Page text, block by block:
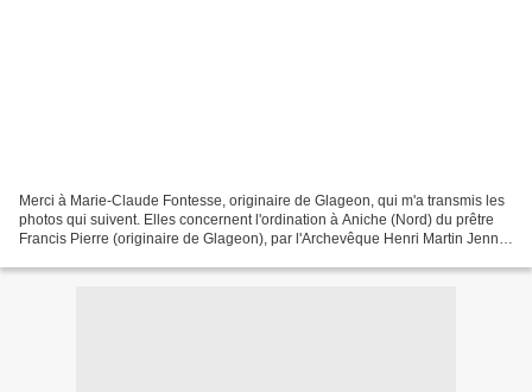
Merci à Marie-Claude Fontesse, originaire de Glageon, qui m'a transmis les
photos qui suivent. Elles concernent l'ordination à Aniche (Nord) du prêtre
Francis Pierre (originaire de Glageon), par l'Archevêque Henri Martin Jenny